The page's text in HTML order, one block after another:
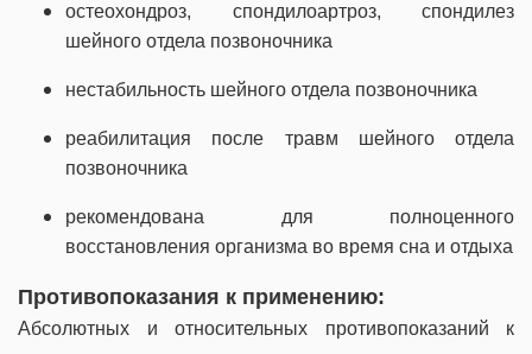
остеохондроз, спондилоартроз, спондилез
шейного отдела позвоночника
нестабильность шейного отдела позвоночника
реабилитация после травм шейного отдела
позвоночника
рекомендована для полноценного
восстановления организма во время сна и отдыха
Противопоказания к применению:
Абсолютных и относительных противопоказаний к